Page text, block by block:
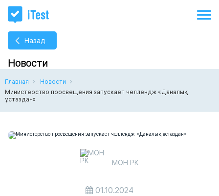
Назад
Новости
Главная
Новости
Министерство просвещения запускает челлендж «Даналық
ұстаздан»
МОН РК
01.10.2024